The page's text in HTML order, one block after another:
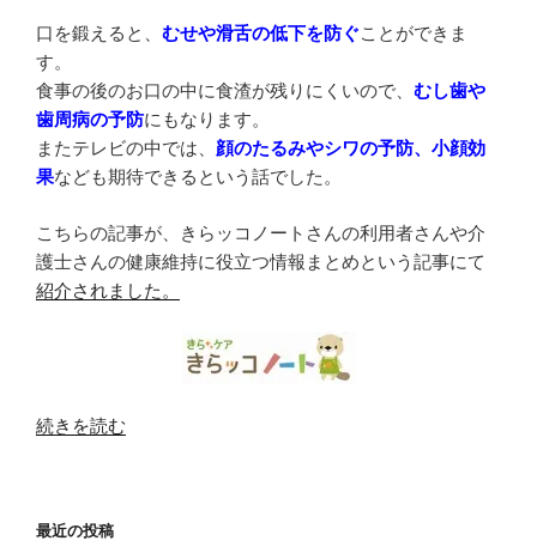
口を鍛えると、 むせや滑舌の低下を防ぐことができま
す。
食事の後のお口の中に食渣が残りにくいので、 むし歯や
歯周病の予防にもなります。
またテレビの中では、 顔のたるみやシワの予防、小顔効
果なども期待できるという話でした。
こちらの記事が、きらッコノートさんの利用者さんや介
護士さんの健康維持に役立つ情報まとめという記事にて
紹介されました。
“む
な
続きを読む
最近の投稿